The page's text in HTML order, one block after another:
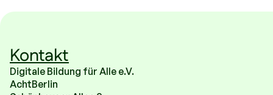
Kontakt
Digitale Bildung für Alle e.V.
AchtBerlin